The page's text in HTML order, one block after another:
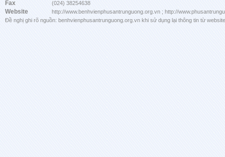
Fax (024) 38254638
Website
http://www.benhvienphusantrunguong.org.vn ; http://
Đề nghị ghi rõ nguồn: benhvienphusantrunguong.org.vn khi sử dụng lại thông tin từ